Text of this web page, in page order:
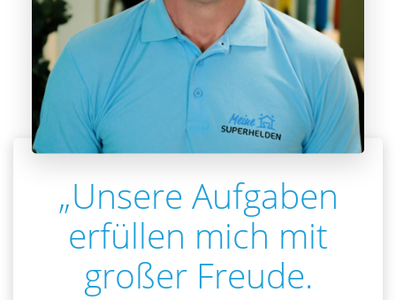
„Unsere Aufgaben
erfüllen mich mit
großer Freude.